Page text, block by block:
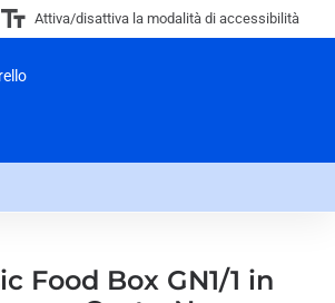
Attiva/disattiva la modalità di accessibilità
Food Box GN1/1 in